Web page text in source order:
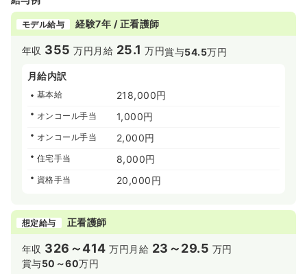
モデル給与 経験7年 / 正看護師
年収 355 万円 月給 25.1 万円賞与54.5万円
月給内訳
基本給 218,000円
オンコール手当 1,000円
オンコール手当 2,000円
住宅手当 8,000円
資格手当 20,000円
想定給与 正看護師
年収 326～414 万円 月給 23～29.5 万円
賞与50～60万円